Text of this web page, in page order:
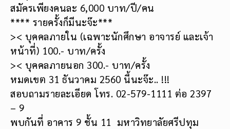
สมัครเพียงคนละ 6,000 บาท/ปี/คน
**** รายครั้งก็มีนะจ๊ะ***
>< บุคคลภายใน (เฉพาะนักศึกษา อาจารย์ และเจ้า
หน้าที่) 100.- บาท/ครั้ง
>< บุคคลภายนอก 300.- บาท/ครั้ง
หมดเขต 31 ธันวาคม 2560 นี้นะจ๊ะ.. !!!
สอบถามรายละเอียด โทร. 02-579-1111 ต่อ 2397
– 9
พบกันที่ อาคาร 9 ชั้น 11 มหาวิทยาลัยศรีปทุม